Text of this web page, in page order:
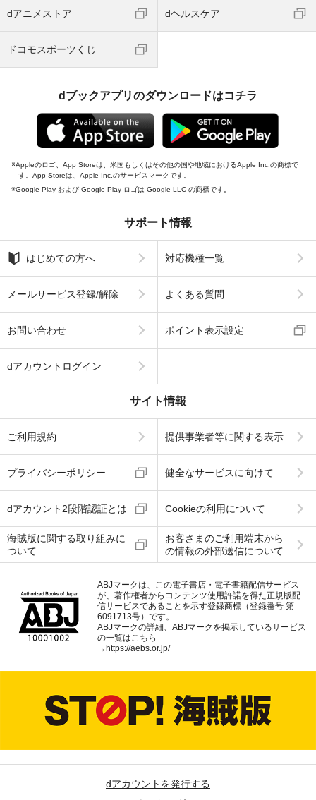
dアニメストア dヘルスケア
ドコモスポーツくじ
dブックアプリのダウンロードはコチラ
Appleのロゴ、App Storeは、米国もしくはその他の国や地域におけるApple Inc.の商標で
す。App Storeは、Apple Inc.のサービスマークです。
Google Play および Google Play ロゴは Google LLC の商標です。
サポート情報
はじめての方へ 対応機種一覧
メールサービス登録/解除 よくある質問
お問い合わせ ポイント表示設定
dアカウントログイン
サイト情報
ご利用規約 提供事業者等に関する表示
プライバシーポリシー 健全なサービスに向けて
dアカウント2段階認証とは Cookieの利用について
海賊版に関する取り組みに
ついて
お客さまのご利用端末から
の情報の外部送信について
ABJマークは、この電子書店・電子書籍配信サービス
が、著作権者からコンテンツ使用許諾を得た正規版配
信サービスであることを示す登録商標（登録番号 第
6091713号）です。
ABJマークの詳細、ABJマークを掲示しているサービス
の一覧はこちら
→https://aebs.or.jp/
dアカウントを発行する